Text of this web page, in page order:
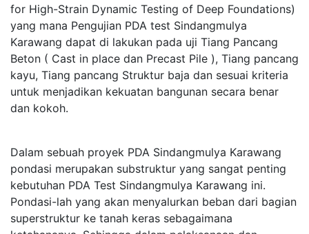
for High-Strain Dynamic Testing of Deep Foundations)
yang mana Pengujian PDA test Sindangmulya
Karawang dapat di lakukan pada uji Tiang Pancang
Beton ( Cast in place dan Precast Pile ), Tiang pancang
kayu, Tiang pancang Struktur baja dan sesuai kriteria
untuk menjadikan kekuatan bangunan secara benar
dan kokoh.
Dalam sebuah proyek PDA Sindangmulya Karawang
pondasi merupakan substruktur yang sangat penting
kebutuhan PDA Test Sindangmulya Karawang ini.
Pondasi-lah yang akan menyalurkan beban dari bagian
superstruktur ke tanah keras sebagaimana